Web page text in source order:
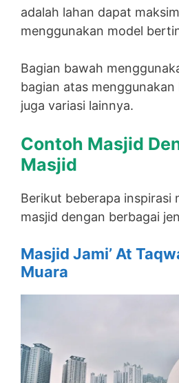
adalah lahan dapat
menggunakan model
Bagian bawah
bagian atas
juga variasi lainnya.
Contoh Masjid
Masjid
Berikut beberapa inspirasi
masjid dengan berbagai
Masjid Jami’ At
Muara